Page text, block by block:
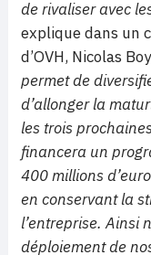
de rivaliser avec
explique dans un
d’OVH, Nicolas
permet de
d’allonger la
les trois
financera un
400 millions
en conservant la
l’entreprise. Ainsi
déploiement de